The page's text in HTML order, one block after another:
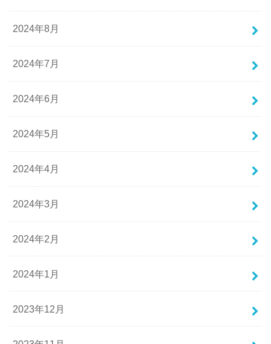
2024年8月
2024年7月
2024年6月
2024年5月
2024年4月
2024年3月
2024年2月
2024年1月
2023年12月